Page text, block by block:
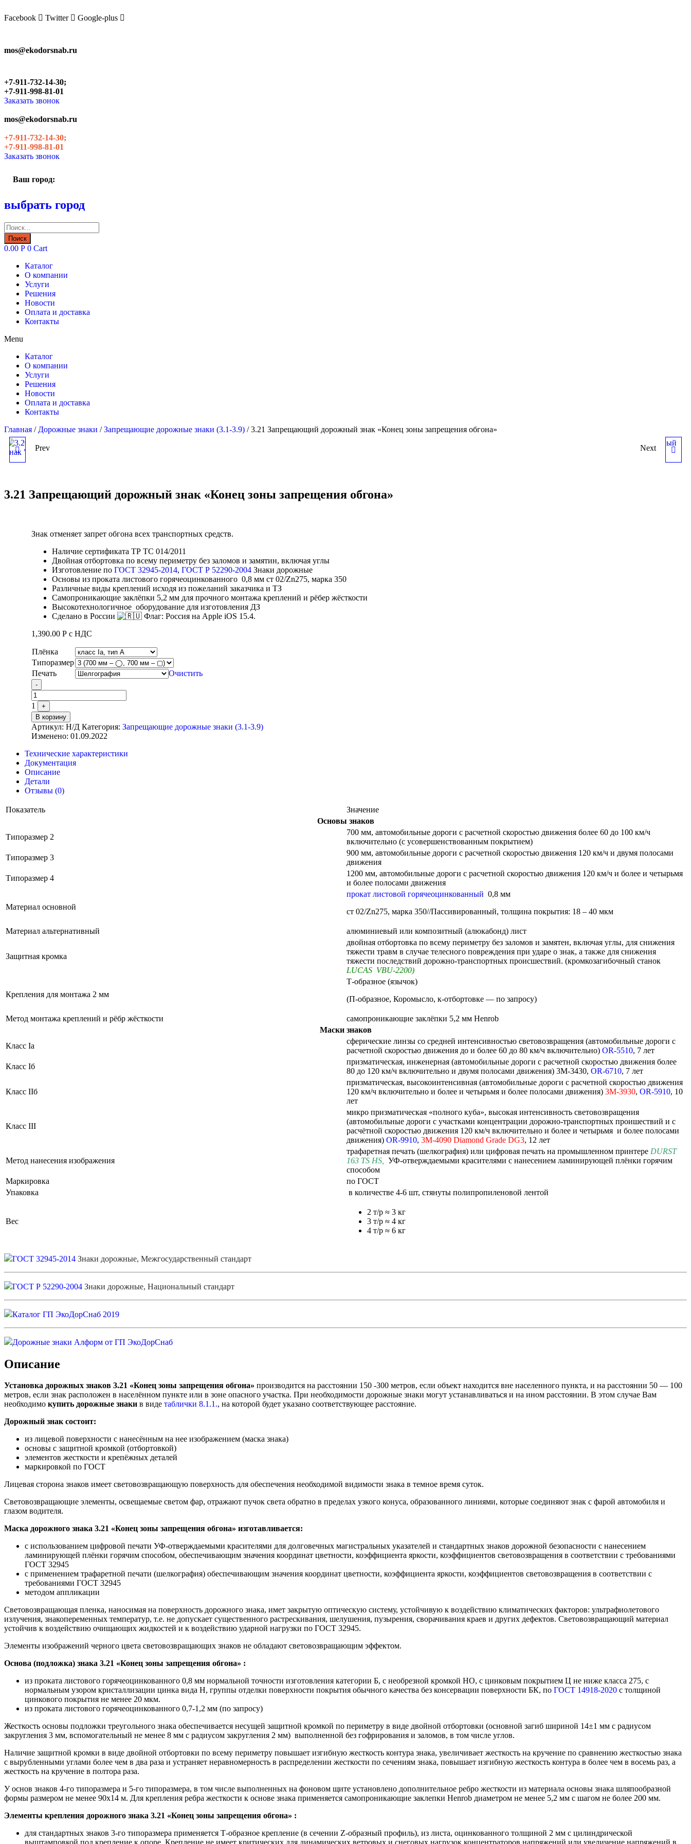
to
Facebook Twitter Google-plus
mos@ekodorsnab.ru
+7-911-732-14-30;
+7-911-998-81-01
Заказать звонок
mos@ekodorsnab.ru
+7-911-732-14-30;
+7-911-998-81-01
Заказать звонок
Ваш город:
выбрать город
Поиск
товаров
Поиск
0.00 Р 0 Cart
Каталог
О компании
Услуги
Решения
Новости
Оплата и доставка
Контакты
Menu
Каталог
О компании
Услуги
Решения
Новости
Оплата и доставка
Контакты
Главная / Дорожные знаки /Запрещающие дорожные знаки (3.1-3.9) / 3.21 Запрещающий дорожный знак «Конец зоны запрещения обгона»
3.20 ЗАПРЕЩАЮЩИЙ
"ОБГОН ЗАПРЕЩЕН"
Prev 3.22 ЗАПРЕЩАЮЩИЙ
Next
3.21 Запрещающий дорожный знак «Конец зоны запрещения обгона»
Знак отменяет запрет обгона всех транспортных средств.
Наличие сертификата ТР ТС 014/2011
Двойная отбортовка по всему периметру без заломов и замятин, включая углы
Изготовление поГОСТ 32945-2014,ГОСТ Р 52290-2004 Знаки дорожные
Основы из проката листового горячеоцинкованного 0,8 мм ст 02/Zn275, марка 350
Различные виды креплений исходя из пожеланий заказчика и ТЗ
Самопроникающие заклёпки 5,2 мм для прочного монтажа креплений и рёбер жёсткости
Высокотехнологичное оборудование для изготовления ДЗ
Сделано в России
1,390.00Р с НДС
Плёнка
Типоразмер
Печать
Очистить
Quantity
-
1
+
В корзину
Артикул:Н/Д Категория:Запрещающие дорожные знаки (3.1-3.9)
Изменено: 01.09.2022
Технические характеристики
Документация
Описание
Детали
Отзывы (0)
Показатель
Значение
Основы знаков
Типоразмер 2
700 мм, автомобильные дороги с расчетной скоростью движения более 60 до 100 км/ч
включительно (с усовершенствованным покрытием)
Типоразмер 3
900 мм, автомобильные дороги с расчетной скоростью движения 120 км/ч и двумя полосами
движения
Типоразмер 4
1200 мм, автомобильные дороги с расчетной скоростью движения 120 км/ч и более и четырьмя
и более полосами движения
Материал основной
прокат листовой горячеоцинкованный 0,8 мм
ст 02/Zn275, марка 350//Пассивированный, толщина покрытия: 18 – 40 мкм
Материал альтернативный алюминиевый или композитный (алюкабонд) лист
Защитная кромка
двойная отбортовка по всему периметру без заломов и замятен, включая углы, для снижения
тяжести травм в случае телесного повреждения при ударе о знак, а также для снижения
тяжести последствий дорожно-транспортных происшествий. (кромкозагибочный станок
LUCAS VBU-2200)
Крепления для монтажа 2 мм
Т-образное (язычок)
(П-образное, Коромысло, к-отбортовке — по запросу)
Метод монтажа креплений и рёбр жёсткости
самопроникающие заклёпки 5,2 мм Henrob
Маски знаков
Класс Ia
сферические линзы со средней интенсивностью световозвращения (автомобильные дороги с
расчетной скоростью движения до и более 60 до 80 км/ч включительно) OR-5510, 7 лет
Класс Iб
призматическая, инженерная (автомобильные дороги с расчетной скоростью движения более
80 до 120 км/ч включительно и двумя полосами движения) 3M-3430, OR-6710, 7 лет
Класс IIб
призматическая, высокоинтенсивная (автомобильные дороги с расчетной скоростью движения
120 км/ч включительно и более и четырьмя и более полосами движения) 3M-3930, OR-5910, 10
лет
Класс III
микро призматическая «полного куба», высокая интенсивность световозвращения
(автомобильные дороги с участками концентрации дорожно-транспортных проишествий и с
расчётной скоростью движения 120 км/ч включительно и более и четырьмя и более полосами
движения) OR-9910, 3M-4090 Diamond Grade DG3, 12 лет
Метод нанесения изображения
трафаретная печать (шелкография) или цифровая печать на промышленном принтере DURST
163 TS HS
УФ-отверждаемыми красителями с нанесением ламинирующей плёнки горячим
способом
Маркировка
по ГОСТ
Упаковка
в количестве 4-6 шт, стянуты полипропиленовой лентой
Вес
2 т/р ≈ 3 кг
3 т/р ≈ 4 кг
4 т/р ≈ 6 кг
ГОСТ 32945-2014 Знаки дорожные, Межгосударственный стандарт
ГОСТ Р 52290-2004 Знаки дорожные, Национальный стандарт
Каталог ГП ЭкоДорСнаб 2019
Дорожные знаки Алформ от ГП ЭкоДорСнаб
Описание
Установка дорожных знаков 3.21 «Конец зоны запрещения обгона» производится на расстоянии 150 -300 метров, если объект находится вне населенного пункта, и на расстоянии 50 — 100
метров, если знак расположен в населённом пункте или в зоне опасного участка. При необходимости дорожные знаки могут устанавливаться и на ином расстоянии. В этом случае Вам
необходимо купить дорожные знаки в виде таблички 8.1.1., на которой будет указано соответствующее расстояние.
Дорожный знак состоит:
из лицевой поверхности с нанесённым на нее изображением (маска знака)
основы с защитной кромкой (отбортовкой)
элементов жесткости и крепёжных деталей
маркировкой по ГОСТ
Лицевая сторона знаков имеет световозвращающую поверхность для обеспечения необходимой видимости знака в темное время суток.
Световозвращающие элементы, освещаемые светом фар, отражают пучок света обратно в пределах узкого конуса, образованного линиями, которые соединяют знак с фарой автомобиля и
глазом водителя.
Маска дорожного знака 3.21 «Конец зоны запрещения обгона» изготавливается:
с использованием цифровой печати УФ-отверждаемыми красителями для долговечных магистральных указателей и стандартных знаков дорожной безопасности с нанесением
ламинирующей плёнки горячим способом, обеспечивающим значения координат цветности, коэффициента яркости, коэффициентов световозвращения в соответствии с требованиями
ГОСТ 32945
с применением трафаретной печати (шелкография) обеспечивающим значения координат цветности, коэффициента яркости, коэффициентов световозвращения в соответствии с
требованиями ГОСТ 32945
методом аппликации
Световозвращающая пленка, наносимая на поверхность дорожного знака, имет закрытую оптическую систему, устойчивую к воздействию климатических факторов: ультрафиолетового
излучения, знакопеременных температур, т.е. не допускает существенного растрескивания, шелушения, пузырения, сворачивания краев и других дефектов. Световозвращающий материал
устойчив к воздействию очищающих жидкостей и к воздействию ударной нагрузки по ГОСТ 32945.
Элементы изображений черного цвета световозвращающих знаков не обладают световозвращающим эффектом.
Основа (подложка) знака 3.21 «Конец зоны запрещения обгона» :
из проката листового горячеоцинкованного 0,8 мм нормальной точности изготовления категории Б, с необрезной кромкой НО, с цинковым покрытием Ц не ниже класса 275, с
нормальным узором кристаллизации цинка вида Н, группы отделки поверхности покрытия обычного качества без консервации поверхности БК, по ГОСТ 14918-2020 с толщиной
цинкового покрытия не менее 20 мкм.
из проката листового горячеоцинкованного 0,7-1,2 мм (по запросу)
Жесткость основы подложки треугольного знака обеспечивается несущей защитной кромкой по периметру в виде двойной отбортовки (основной загиб шириной 14±1 мм с радиусом
закругления 3 мм, вспомогательный не менее 8 мм с радиусом закругления 2 мм) выполненной без гофрирования и заломов, в том числе углов.
Наличие защитной кромки в виде двойной отбортовки по всему периметру повышает изгибную жесткость контура знака, увеличивает жесткость на кручение по сравнению жесткостью знака
с вырубленными углами более чем в два раза и устраняет неравномерность в распределении жесткости по сечениям знака, повышает изгибную жесткость контура в более чем в восемь раз, а
жесткость на кручение в полтора раза.
У основ знаков 4-го типоразмера и 5-го типоразмера, в том числе выполненных на фоновом щите установлено дополнительное ребро жесткости из материала основы знака шляпообразной
формы размером не менее 90х14 м. Для крепления ребра жесткости к основе знака применяется самопроникающие заклепки Henrob диаметром не менее 5,2 мм с шагом не более 200 мм.
Элементы крепления дорожного знака 3.21 «Конец зоны запрещения обгона» :
для стандартных знаков 3-го типоразмера применяется Т-образное крепление (в сечении Z-образный профиль), из листа, оцинкованного толщиной 2 мм с цилиндрической